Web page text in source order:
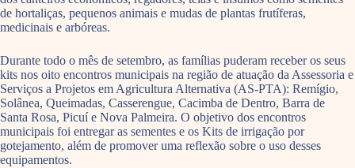
de hortaliças, pequenos animais e mudas de plantas frutíferas,
medicinais e arbóreas.
Durante todo o mês de setembro, as famílias puderam receber os seus
kits nos oito encontros municipais na região de atuação da Assessoria e
Serviços a Projetos em Agricultura Alternativa (AS-PTA): Remígio,
Solânea, Queimadas, Casserengue, Cacimba de Dentro, Barra de
Santa Rosa, Picuí e Nova Palmeira. O objetivo dos encontros
municipais foi entregar as sementes e os Kits de irrigação por
gotejamento, além de promover uma reflexão sobre o uso desses
equipamentos.